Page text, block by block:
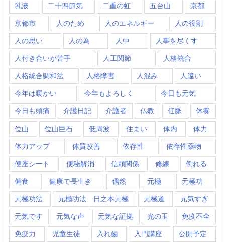
乳液 二十四節気 二重の虹 五台山 京都
京都市 人のため 人のエネルギー 人の役割
人の思い 人の為 人中 人事を尽くす
人付き合いが苦手 人工関節 人格統合
人格統合調和法 人格障害 人混み 人違い
今年は暖かい 今年もよろしく 今日も元気
今日も頭痛 介護日記 介護者 仏教 任脈 休養
位山 位山巨石 低周波 住まい 体内 体力
体力アップ 体質改善 依存性 依存性薬物
便座シート 便秘解消 信頼関係 修練 倒れる
偏食 健康で長生き 偶然 元極 元極功
元極功法 元極功法 日之本元極 元極道 元気すぎ
元気です 元気な声 元気な証拠 光の玉 免疫不全
免疫力 児童生徒 入れ歯 入門講座 公開予定